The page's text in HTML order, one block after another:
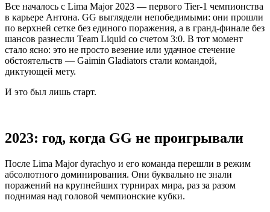
Все началось с Lima Major 2023 — первого Tier-1 чемпионства
в карьере Антона. GG выглядели непобедимыми: они прошли
по верхней сетке без единого поражения, а в гранд-финале без
шансов разнесли Team Liquid со счетом 3:0. В тот момент
стало ясно: это не просто везение или удачное стечение
обстоятельств — Gaimin Gladiators стали командой,
диктующей мету.
И это был лишь старт.
2023: год, когда GG не проигрывали
После Lima Major dyrachyo и его команда перешли в режим
абсолютного доминирования. Они буквально не знали
поражений на крупнейших турнирах мира, раз за разом
поднимая над головой чемпионские кубки.